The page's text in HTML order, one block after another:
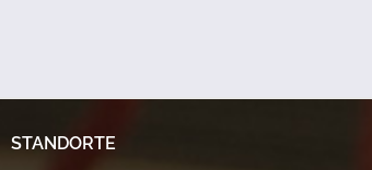
STANDORTE